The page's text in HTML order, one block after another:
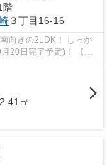
階
３丁目16-16
向きの2LDK！ しっか
20日完了予定)！ 【内
㎡